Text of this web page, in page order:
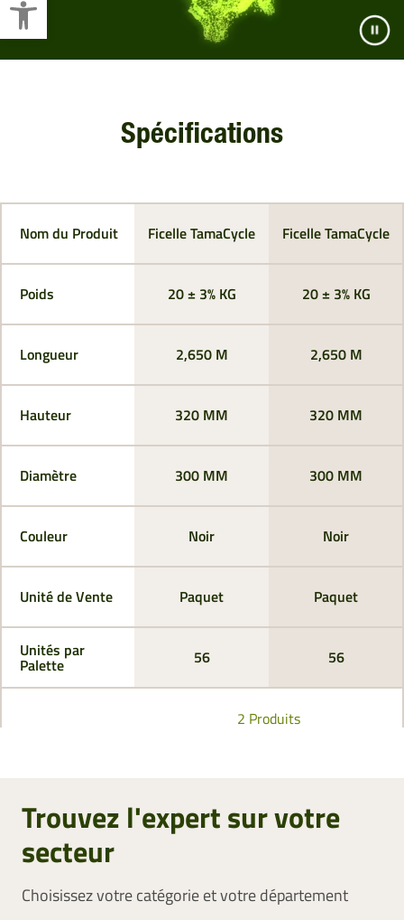
Spécifications
Nom du Produit
Poids
Longueur
Hauteur
Diamètre
Couleur
Unité de Vente
Unités par
Palette
Ficelle TamaCycle Ficelle TamaCycle
20 ± 3% KG 20 ± 3% KG
2,650 M 2,650 M
320 MM 320 MM
300 MM 300 MM
Noir Noir
Paquet Paquet
56 56
2 Produits
Trouvez l'expert sur votre
secteur
Choisissez votre catégorie et votre département